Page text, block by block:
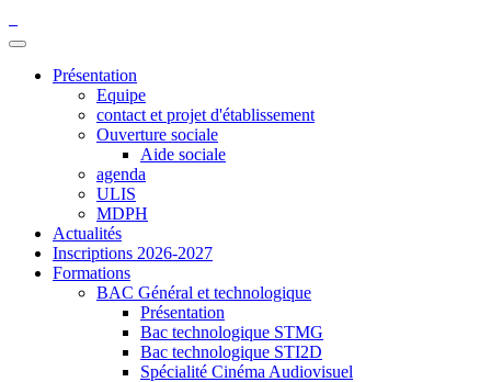
Présentation
Equipe
contact et projet d'établissement
Ouverture sociale
Aide sociale
agenda
ULIS
MDPH
Actualités
Inscriptions 2026-2027
Formations
BAC Général et technologique
Présentation
Bac technologique STMG
Bac technologique STI2D
Spécialité Cinéma Audiovisuel